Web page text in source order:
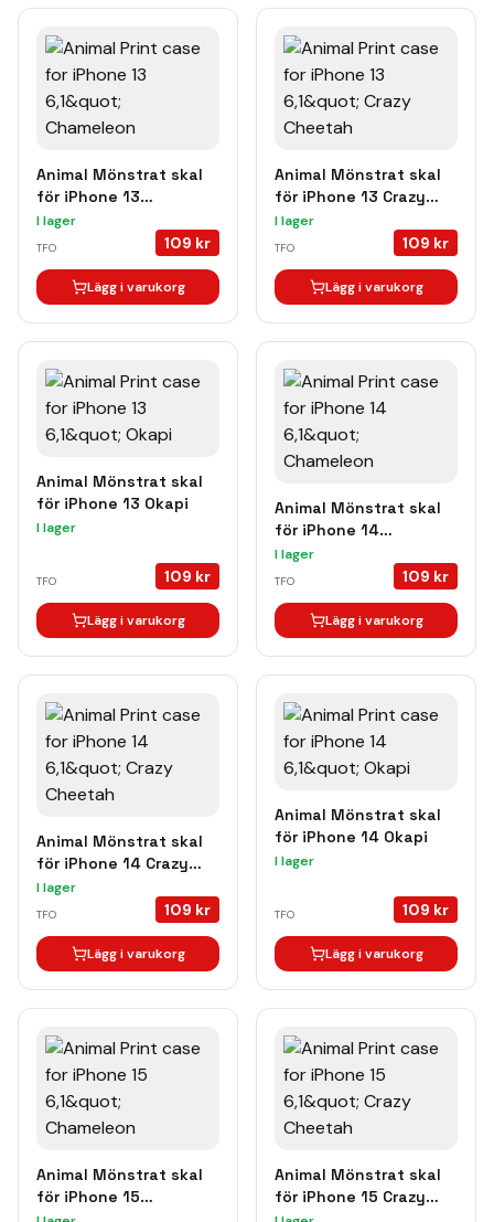
Animal Mönstrat skal
för iPhone 13
Chameleon
I lager
TFO 109 kr
Lägg i varukorg
Animal Mönstrat skal
för iPhone 13 Crazy
Cheetah
I lager
TFO 109 kr
Lägg i varukorg
Animal Mönstrat skal
för iPhone 13 Okapi
I lager
TFO 109 kr
Lägg i varukorg
Animal Mönstrat skal
för iPhone 14
Chameleon
I lager
TFO 109 kr
Lägg i varukorg
Animal Mönstrat skal
för iPhone 14 Crazy
Cheetah
I lager
TFO 109 kr
Lägg i varukorg
Animal Mönstrat skal
för iPhone 14 Okapi
I lager
TFO 109 kr
Lägg i varukorg
Animal Mönstrat skal
för iPhone 15
Animal Mönstrat skal
för iPhone 15 Crazy